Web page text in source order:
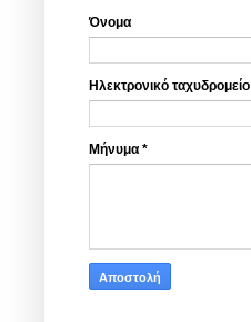
Όνομα
Ηλεκτρονικό ταχυδρομείο
Μήνυμα *